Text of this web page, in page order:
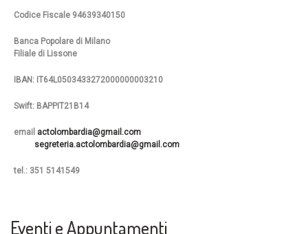
Codice Fiscale 94639340150
Banca Popolare di Milano
Filiale di Lissone
IBAN: IT64L0503433272000000003210
Swift: BAPPIT21B14
email actolombardia@gmail.com
segreteria.actolombardia@gmail.com
tel.: 351 5141549
Eventi e Appuntamenti